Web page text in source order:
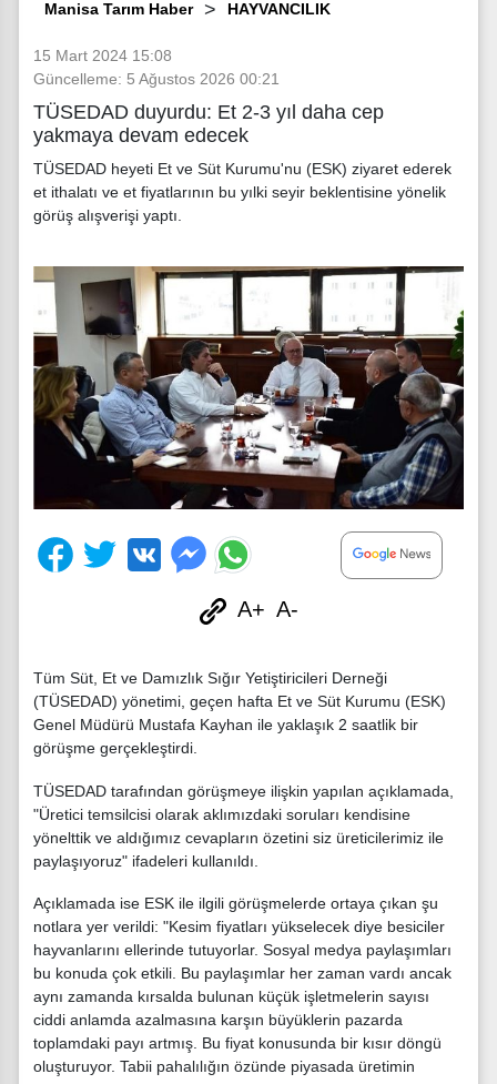
Manisa Tarım Haber HAYVANCILIK
15 Mart 2024 15:08
Güncelleme: 5 Ağustos 2026 00:21
TÜSEDAD duyurdu: Et 2-3 yıl daha cep
yakmaya devam edecek
TÜSEDAD heyeti Et ve Süt Kurumu'nu (ESK) ziyaret ederek
et ithalatı ve et fiyatlarının bu yılki seyir beklentisine yönelik
görüş alışverişi yaptı.
A+ A-
Tüm Süt, Et ve Damızlık Sığır Yetiştiricileri Derneği
(TÜSEDAD) yönetimi, geçen hafta Et ve Süt Kurumu (ESK)
Genel Müdürü Mustafa Kayhan ile yaklaşık 2 saatlik bir
görüşme gerçekleştirdi.
TÜSEDAD tarafından görüşmeye ilişkin yapılan açıklamada,
"Üretici temsilcisi olarak aklımızdaki soruları kendisine
yönelttik ve aldığımız cevapların özetini siz üreticilerimiz ile
paylaşıyoruz" ifadeleri kullanıldı.
Açıklamada ise ESK ile ilgili görüşmelerde ortaya çıkan şu
notlara yer verildi: "Kesim fiyatları yükselecek diye besiciler
hayvanlarını ellerinde tutuyorlar. Sosyal medya paylaşımları
bu konuda çok etkili. Bu paylaşımlar her zaman vardı ancak
aynı zamanda kırsalda bulunan küçük işletmelerin sayısı
ciddi anlamda azalmasına karşın büyüklerin pazarda
toplamdaki payı artmış. Bu fiyat konusunda bir kısır döngü
oluşturuyor. Tabii pahalılığın özünde piyasada üretimin